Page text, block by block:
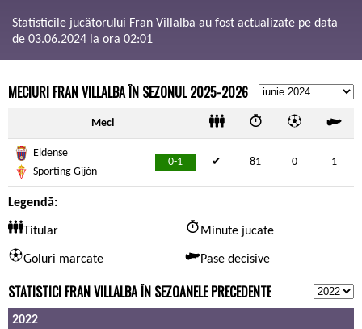
Statisticile jucătorului Fran Villalba au fost actualizate pe data
de 03.06.2024 la ora 02:01
MECIURI FRAN VILLALBA ÎN SEZONUL 2025-2026
Meci
Eldense
0-1
Sporting Gijón
✔ 81 0 1
Legendă:
Titular Minute jucate
Goluri marcate Pase decisive
STATISTICI FRAN VILLALBA ÎN SEZOANELE PRECEDENTE
2022